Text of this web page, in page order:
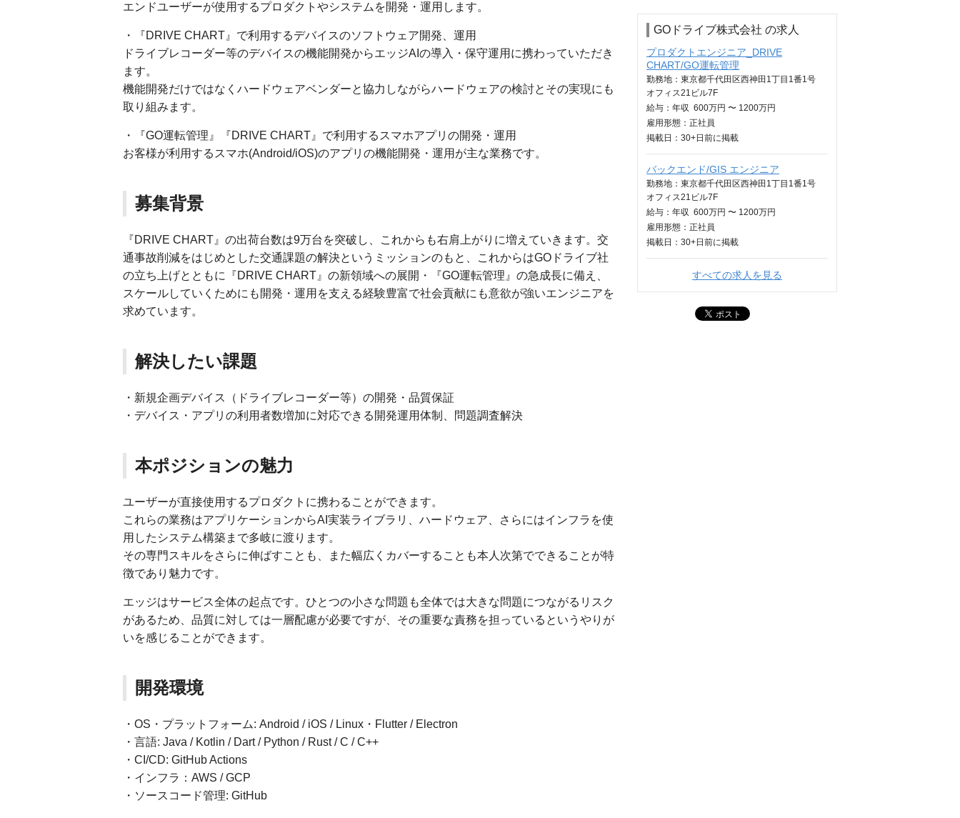
エンドユーザーが使用するプロダクトやシステムを開発・運用します。
・『DRIVE CHART』で利用するデバイスのソフトウェア開発、運用
ドライブレコーダー等のデバイスの機能開発からエッジAIの導入・保守運用に携わっていただき
ます。
機能開発だけではなくハードウェアベンダーと協力しながらハードウェアの検討とその実現にも
取り組みます。
・『GO運転管理』『DRIVE CHART』で利用するスマホアプリの開発・運用
お客様が利用するスマホ(Android/iOS)のアプリの機能開発・運用が主な業務です。
募集背景
『DRIVE CHART』の出荷台数は9万台を突破し、これからも右肩上がりに増えていきます。交
通事故削減をはじめとした交通課題の解決というミッションのもと、これからはGOドライブ社
の立ち上げとともに『DRIVE CHART』の新領域への展開・『GO運転管理』の急成長に備え、
スケールしていくためにも開発・運用を支える経験豊富で社会貢献にも意欲が強いエンジニアを
求めています。
解決したい課題
・新規企画デバイス（ドライブレコーダー等）の開発・品質保証
・デバイス・アプリの利用者数増加に対応できる開発運用体制、問題調査解決
本ポジションの魅力
ユーザーが直接使用するプロダクトに携わることができます。
これらの業務はアプリケーションからAI実装ライブラリ、ハードウェア、さらにはインフラを使
用したシステム構築まで多岐に渡ります。
その専門スキルをさらに伸ばすことも、また幅広くカバーすることも本人次第でできることが特
徴であり魅力です。
エッジはサービス全体の起点です。ひとつの小さな問題も全体では大きな問題につながるリスク
があるため、品質に対しては一層配慮が必要ですが、その重要な責務を担っているというやりが
いを感じることができます。
開発環境
・OS・プラットフォーム: Android / iOS / Linux・Flutter / Electron
・言語: Java / Kotlin / Dart / Python / Rust / C / C++
・CI/CD: GitHub Actions
・インフラ：AWS / GCP
・ソースコード管理: GitHub
GOドライブ株式会社 の求人
プロダクトエンジニア_DRIVE
CHART/GO運転管理
勤務地：東京都千代田区西神田1丁目1番1号
オフィス21ビル7F
給与： 年収 600万円 〜 1200万円
雇用形態：正社員
掲載日： 30+日 前に掲載
バックエンド/GIS エンジニア
勤務地：東京都千代田区西神田1丁目1番1号
オフィス21ビル7F
給与： 年収 600万円 〜 1200万円
雇用形態：正社員
掲載日： 30+日 前に掲載
すべての求人を見る